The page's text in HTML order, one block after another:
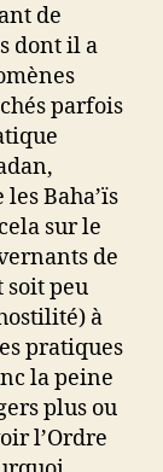
de
dont il a
parfois
Baha’ïs
sur le
de
peu
à
pratiques
la peine
plus ou
l’Ordre